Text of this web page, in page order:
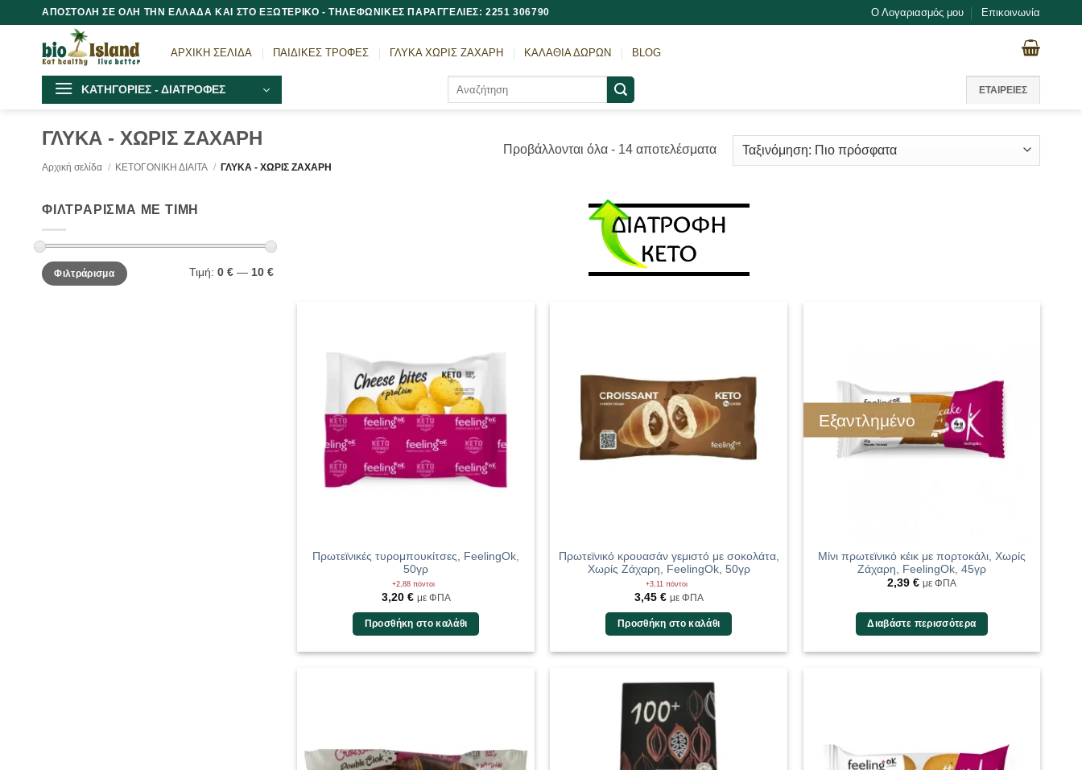
Μετάβαση
στο
περιεχόμενο
ΑΠΟΣΤΟΛΗ ΣΕ ΟΛΗ ΤΗΝ ΕΛΛΑΔΑ ΚΑΙ ΣΤΟ ΕΞΩΤΕΡΙΚΟ - ΤΗΛΕΦΩΝΙΚΕΣ ΠΑΡΑΓΓΕΛΙΕΣ: 2251 306790 Ο Λογαριασμός μου Επικοινωνία
ΑΡΧΙΚΗ ΣΕΛΙΔΑ ΠΑΙΔΙΚΕΣ ΤΡΟΦΕΣ ΓΛΥΚΑ ΧΩΡΙΣ ΖΑΧΑΡΗ ΚΑΛΑΘΙΑ ΔΩΡΩΝ BLOG
ΚΑΤΗΓΟΡΙΕΣ - ΔΙΑΤΡΟΦΕΣ ΕΤΑΙΡΕΙΕΣ
ΓΛΥΚΑ - ΧΩΡΙΣ ΖΑΧΑΡΗ
Αρχική σελίδα / ΚΕΤΟΓΟΝΙΚΗ ΔΙΑΙΤΑ / ΓΛΥΚΑ - ΧΩΡΙΣ ΖΑΧΑΡΗ
Προβάλλονται όλα - 14 αποτελέσματαSorted
ΦΙΛΤΡΑΡΙΣΜΑ ΜΕ ΤΙΜΗ
Ελάχιστη
τιμή
Μέγιστη
τιμήΦιλτράρισμα Τιμή: 0 €— 10 €
Πρωτεϊνικές τυρομπουκίτσες, FeelingOk,
50γρ
+2,88 πόντοι
3,20 € με ΦΠΑ
Προσθήκη στο καλάθι
Πρωτεϊνικό κρουασάν γεμιστό με σοκολάτα,
Χωρίς Ζάχαρη, FeelingOk, 50γρ
+3,11 πόντοι
3,45 € με ΦΠΑ
Προσθήκη στο καλάθι
Εξαντλημένο
Μίνι πρωτεϊνικό κέικ με πορτοκάλι, Χωρίς
Ζάχαρη, FeelingOk, 45γρ
2,39 € με ΦΠΑ
Διαβάστε περισσότερα